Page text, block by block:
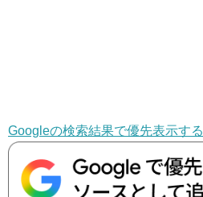
Googleの検索結果で優先表示する